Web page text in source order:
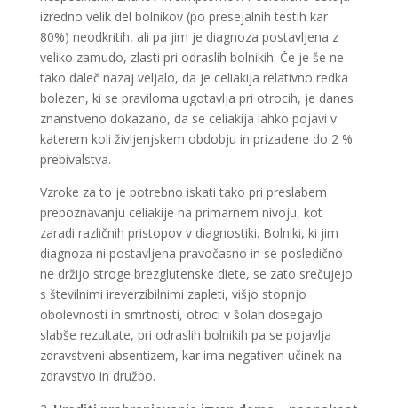
izredno velik del bolnikov (po presejalnih testih kar
80%) neodkritih, ali pa jim je diagnoza postavljena z
veliko zamudo, zlasti pri odraslih bolnikih. Če je še ne
tako daleč nazaj veljalo, da je celiakija relativno redka
bolezen, ki se praviloma ugotavlja pri otrocih, je danes
znanstveno dokazano, da se celiakija lahko pojavi v
katerem koli življenjskem obdobju in prizadene do 2 %
prebivalstva.
Vzroke za to je potrebno iskati tako pri preslabem
prepoznavanju celiakije na primarnem nivoju, kot
zaradi različnih pristopov v diagnostiki. Bolniki, ki jim
diagnoza ni postavljena pravočasno in se posledično
ne držijo stroge brezglutenske diete, se zato srečujejo
s številnimi ireverzibilnimi zapleti, višjo stopnjo
obolevnosti in smrtnosti, otroci v šolah dosegajo
slabše rezultate, pri odraslih bolnikih pa se pojavlja
zdravstveni absentizem, kar ima negativen učinek na
zdravstvo in družbo.